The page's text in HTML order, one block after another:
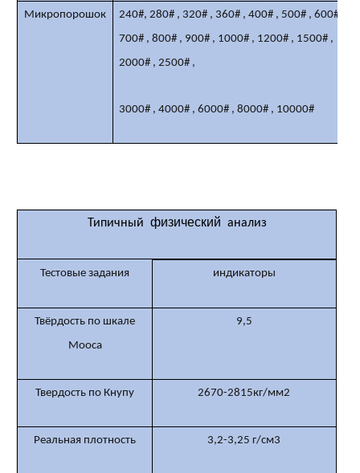
Микропорошок 240#,280# , 320# , 360# ,400# , 500# ,600#
700# ,800# , 900# , 1000# , 1200# , 1500# ,
2000# ,2500# ,
3000# ,4000# ,6000# ,8000# , 10000#
Типичный физический анализ
Тестовые задания индикаторы
Твёрдость по шкале
Мооса
9,5
Твердость по Кнупу 2670-2815кг/мм2
Реальная плотность 3,2-3,25 г/см3